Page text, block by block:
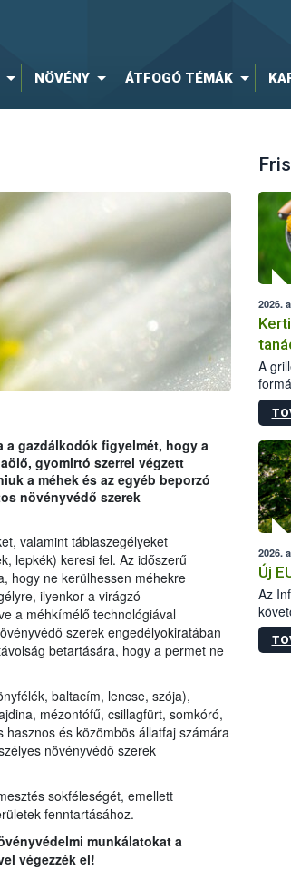
NÖVÉNY ÁTFOGÓ TÉMÁK
a gazdálkodók figyelmét, hogy a
gyomirtó szerrel végzett
a méhek és az egyéb beporzó
növényvédő szerek
valamint táblaszegélyeket
lepkék) keresi fel. Az időszerű
hogy ne kerülhessen méhekre
ilyenkor a virágzó
a méhkímélő technológiával
szerek engedélyokiratában
betartására, hogy a permet ne
baltacím, lencse, szója),
mézontófű, csillagfürt, somkóró,
és közömbös állatfaj számára
növényvédő szerek
sokféleségét, emellett
fenntartásához.
munkálatokat a
végezzék el!
2026.
A
a
2026.
Új
Az